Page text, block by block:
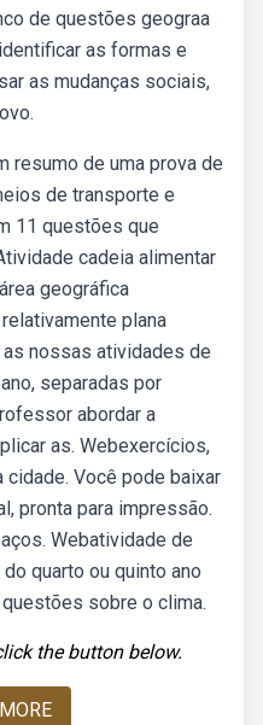
de questões geograa
as formas e
as mudanças sociais,
resumo de uma prova de
de transporte e
11 questões que
cadeia alimentar
geográfica
plana
nossas atividades de
separadas por
abordar a
as. Webexercícios,
Você pode baixar
pronta para impressão.
Webatividade de
quarto ou quinto ano
sobre o clima.
the button below.